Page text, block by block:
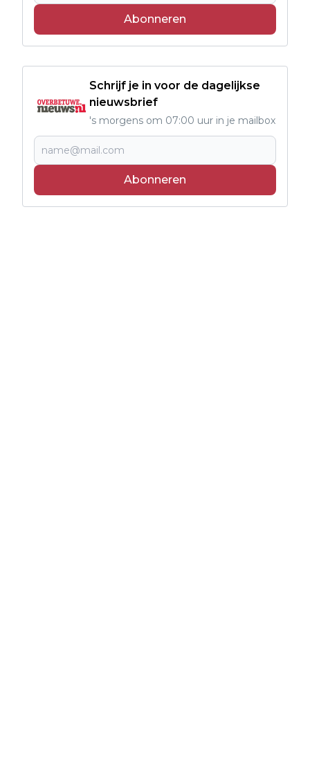
Abonneren
Schrijf je in voor de dagelijkse
nieuwsbrief
's morgens om 07:00 uur in je mailbox
Abonneren